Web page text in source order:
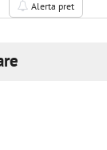
Alerta pret